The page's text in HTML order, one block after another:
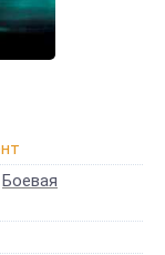
Боевая